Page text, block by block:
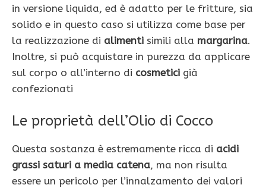
in versione liquida, ed è adatto per le fritture, sia
solido e in questo caso si utilizza come base per
la realizzazione di alimenti simili alla margarina.
Inoltre, si può acquistare in purezza da applicare
sul corpo o all’interno di cosmetici già
confezionati
Le proprietà dell’Olio di Cocco
Questa sostanza è estremamente ricca di acidi
grassi saturi a media catena, ma non risulta
essere un pericolo per l’innalzamento dei valori